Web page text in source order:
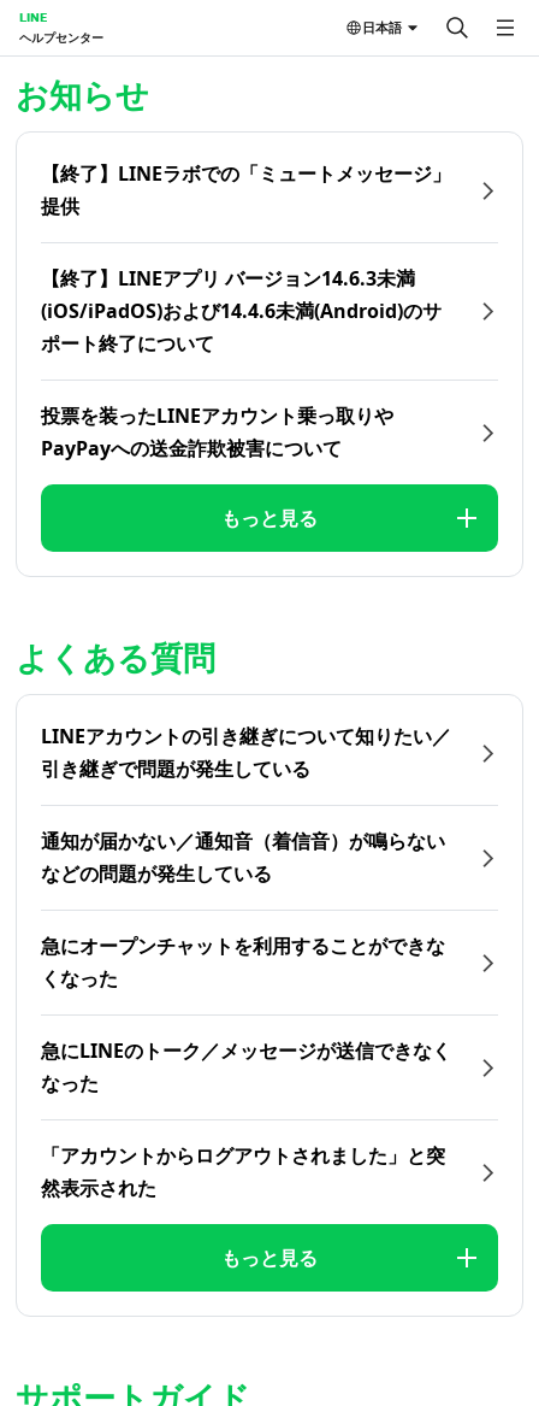
LINE
ヘルプセンター
日本語
お知らせ
【終了】LINEラボでの「ミュートメッセージ」
提供
【終了】LINEアプリ バージョン14.6.3未満
(iOS/iPadOS)および14.4.6未満(Android)のサ
ポート終了について
投票を装ったLINEアカウント乗っ取りや
PayPayへの送金詐欺被害について
もっと見る
よくある質問
LINEアカウントの引き継ぎについて知りたい／
引き継ぎで問題が発生している
通知が届かない／通知音（着信音）が鳴らない
などの問題が発生している
急にオープンチャットを利用することができな
くなった
急にLINEのトーク／メッセージが送信できなく
なった
「アカウントからログアウトされました」と突
然表示された
もっと見る
サポートガイド